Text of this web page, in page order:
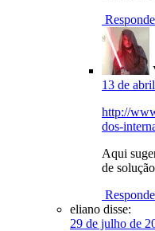
13 de
http://
dos-
Aqui
de
eliano disse:
29 de julho de